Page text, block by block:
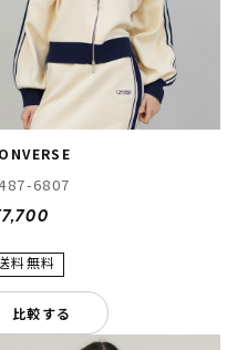
6807
比較する